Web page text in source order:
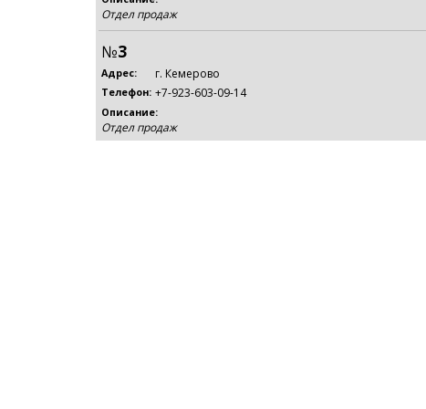
Отдел продаж
№3
Адрес: г. Кемерово
Телефон: +7-923-603-09-14
Описание:
Отдел продаж